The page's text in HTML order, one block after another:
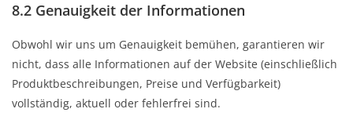
8.2 Genauigkeit der Informationen
Obwohl wir uns um Genauigkeit bemühen, garantieren wir
nicht, dass alle Informationen auf der Website (einschließlich
Produktbeschreibungen, Preise und Verfügbarkeit)
vollständig, aktuell oder fehlerfrei sind.